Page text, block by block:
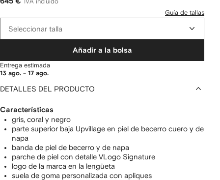
IVA incluido
Guía de tallas
Seleccionar talla
Añadir a la bolsa
Entrega estimada
13 ago. - 17 ago.
DETALLES DEL PRODUCTO
Características
gris, coral y negro
parte superior baja Upvillage en piel de becerro cuero y de
napa
banda de piel de becerro y de napa
parche de piel con detalle VLogo Signature
logo de la marca en la lengüeta
suela de goma personalizada con apliques